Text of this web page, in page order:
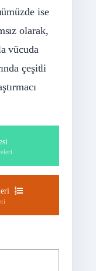
ise
olarak,
vücuda
çeşitli